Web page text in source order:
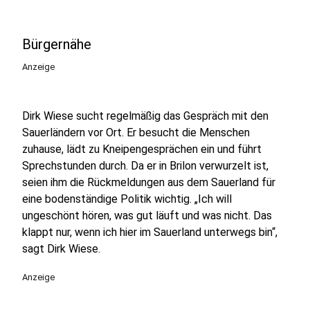
Bürgernähe
Anzeige
Dirk Wiese sucht regelmäßig das Gespräch mit den
Sauerländern vor Ort. Er besucht die Menschen
zuhause, lädt zu Kneipengesprächen ein und führt
Sprechstunden durch. Da er in Brilon verwurzelt ist,
seien ihm die Rückmeldungen aus dem Sauerland für
eine bodenständige Politik wichtig. „Ich will
ungeschönt hören, was gut läuft und was nicht. Das
klappt nur, wenn ich hier im Sauerland unterwegs bin“,
sagt Dirk Wiese.
Anzeige